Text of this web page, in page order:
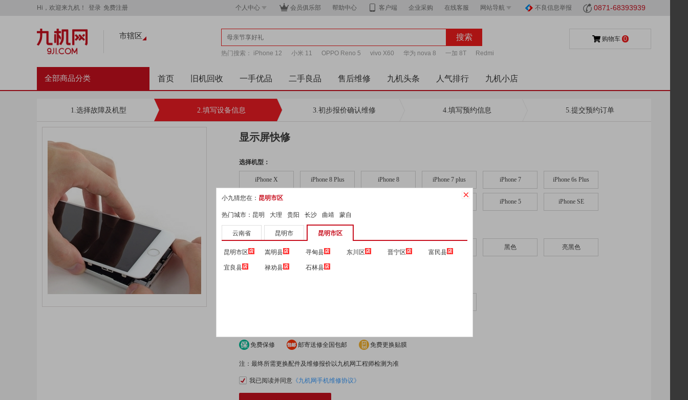
Hi，欢迎来九机！ 登录 免费注册 个人中心 会员俱乐部 帮助中心 客户端 企业采购 在线客服 网站导航 不良信息举报 0871-68393939
市辖区
热门搜索： iPhone 12 小米 11 OPPO Reno 5 vivo X60 华为 nova 8 一加 8T
Redmi
购物车 0
小九猜您在： 昆明市区
热门城市： 昆明 大理 贵阳 长沙 曲靖 蒙自
云南省 昆明市 昆明市区
昆明市区 嵩明县 寻甸县 东川区 晋宁区 富民县
宜良县 禄劝县 石林县
全部商品分类 首页 旧机回收 一手优品 二手良品 售后维修 九机头条 人气排行 九机小店
1.选择故障及机型 2.填写设备信息 3.初步报价确认维修 4.填写预约信息 5.提交预约订单
显示屏快修
选择机型：
iPhone X iPhone 8 Plus iPhone 8 iPhone 7 plus iPhone 7 iPhone 6s Plus
iPhone 6s iPhone 5 iPhone SE
选择颜色：
金色 深空灰 黑色 亮黑色
免费保修 邮寄送修全国包邮 免费更换贴膜
注：最终所需更换配件及维修报价以九机网工程师检测为准
我已阅读并同意 《九机网手机维修协议》